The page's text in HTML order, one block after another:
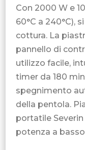
Con 2000 W e
60°C a 240°C),
cottura. La
pannello di
utilizzo facile,
timer da 180
spegnimento
della pentola.
portatile Severin
potenza a